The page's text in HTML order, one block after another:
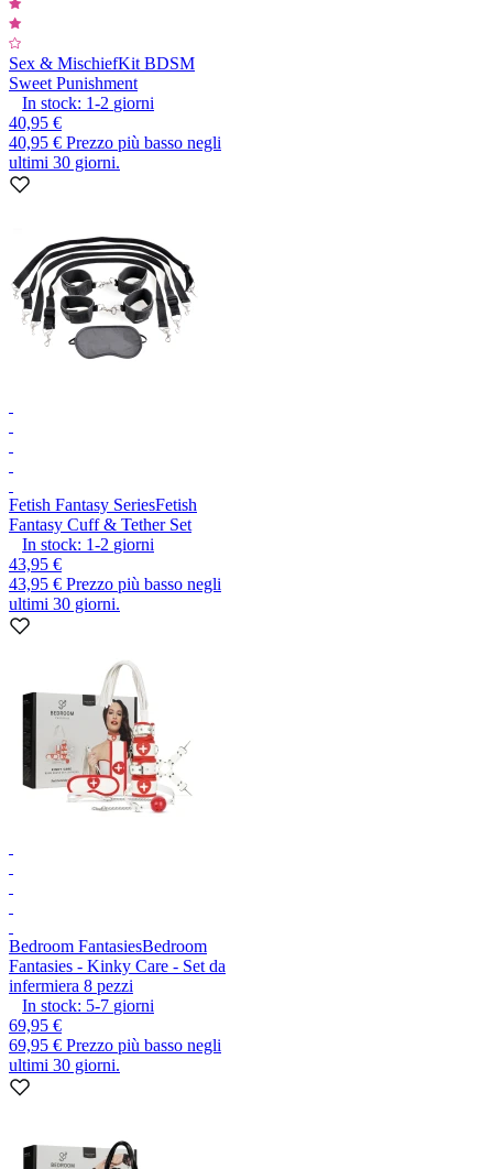
Sex & MischiefKit BDSM
Sweet Punishment
In stock: 1-2 giorni
40,95 €
40,95 € Prezzo più basso negli
ultimi 30 giorni.
Fetish Fantasy SeriesFetish
Fantasy Cuff & Tether Set
In stock: 1-2 giorni
43,95 €
43,95 € Prezzo più basso negli
ultimi 30 giorni.
Bedroom FantasiesBedroom
Fantasies - Kinky Care - Set da
infermiera 8 pezzi
In stock: 5-7 giorni
69,95 €
69,95 € Prezzo più basso negli
ultimi 30 giorni.